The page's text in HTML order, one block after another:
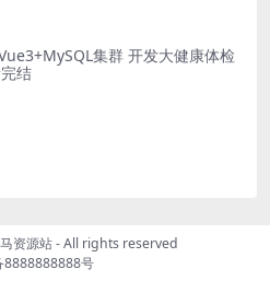
集群 开发大健康体检
结
资源站- All rights reserved
8888888888号